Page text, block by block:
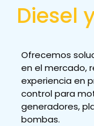
Diesel
Ofrecemos
en el mercado,
experiencia en
control para
generadores,
bombas.